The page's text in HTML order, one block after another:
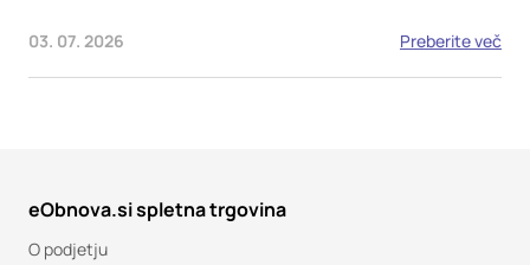
03. 07. 2026 Preberite več
eObnova.si spletna trgovina
O podjetju